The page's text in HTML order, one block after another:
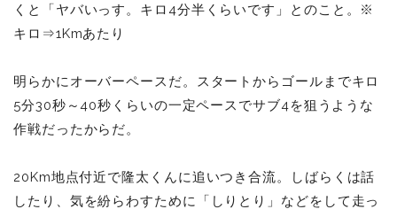
くと「ヤバいっす。キロ4分半くらいです」とのこと。※
キロ⇒1Kmあたり
明らかにオーバーペースだ。スタートからゴールまでキロ
5分30秒～40秒くらいの一定ペースでサブ4を狙うような
作戦だったからだ。
20Km地点付近で隆太くんに追いつき合流。しばらくは話
したり、気を紛らわすために「しりとり」などをして走っ